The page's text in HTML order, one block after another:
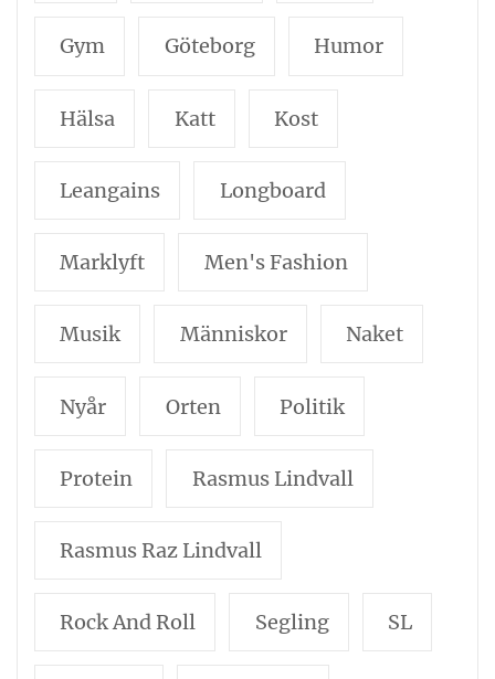
Gym Göteborg Humor
Hälsa Katt Kost
Leangains Longboard
Marklyft Men's Fashion
Musik Människor Naket
Nyår Orten Politik
Protein Rasmus Lindvall
Rasmus Raz Lindvall
Rock And Roll Segling SL